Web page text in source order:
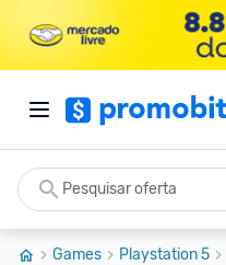
Games Playstation 5